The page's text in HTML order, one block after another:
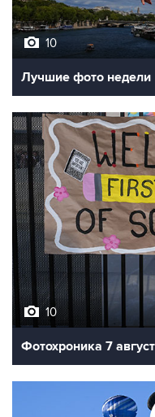
10
Лучшие фото недели
10
Фотохроника 7 августа